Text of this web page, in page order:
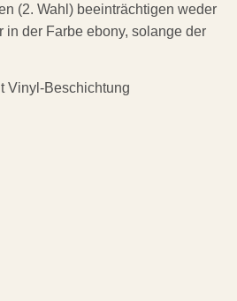
(2. Wahl) beeinträchtigen weder
in der Farbe ebony, solange der
Vinyl-Beschichtung